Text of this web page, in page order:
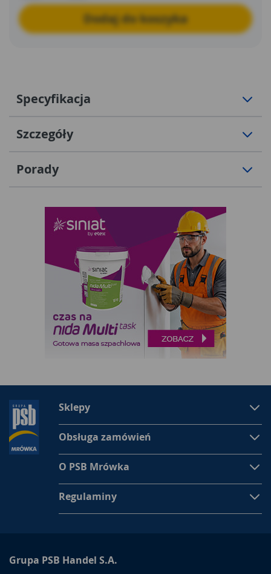
Dodaj do koszyka
Specyfikacja
Szczegóły
Porady
Sklepy
Obsługa zamówień
O PSB Mrówka
Regulaminy
Grupa PSB Handel S.A.